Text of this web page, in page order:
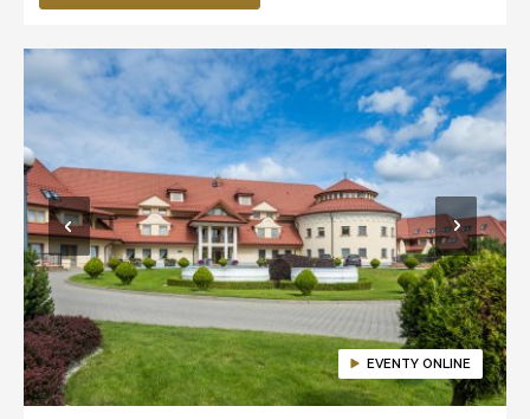
EVENTY ONLINE